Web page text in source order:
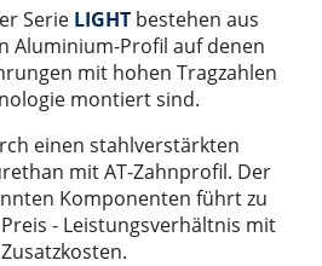
Serie LIGHT bestehen aus
Aluminium-Profil auf denen
mit hohen Tragzahlen
montiert sind.
einen stahlverstärkten
mit AT-Zahnprofil. Der
Komponenten führt zu
- Leistungsverhältnis mit